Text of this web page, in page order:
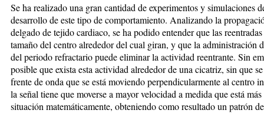
Se ha realizado una gran cantidad de experimentos y simulaciones
desarrollo de este tipo de comportamiento. Analizando la
delgado de tejido cardiaco, se ha podido entender que las
tamaño del centro alrededor del cual giran, y que la administración
del periodo refractario puede eliminar la actividad reentrante. Sin
posible que exista esta actividad alrededor de una cicatriz, sin que
frente de onda que se está moviendo perpendicularmente al centro
la señal tiene que moverse a mayor velocidad a medida que está
situación matemáticamente, obteniendo como resultado un patrón